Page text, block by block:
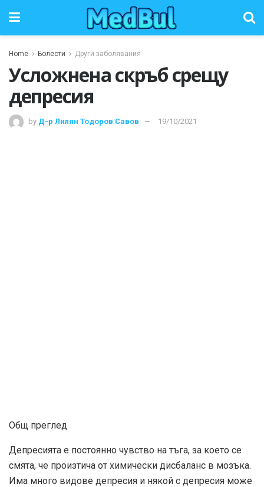
Home Болести Други заболявания
Усложнена скръб срещу
депресия
by Д-р Лилян Тодоров Савов 19/10/2021
Общ преглед
Депресията е постоянно чувство на тъга, за което се
смята, че произтича от химически дисбаланс в мозъка.
Има много видове депресия и някой с депресия може